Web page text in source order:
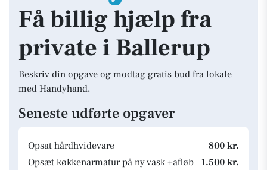
Få billig hjælp fra
private i Ballerup
Beskriv din opgave og modtag gratis bud fra lokale
med Handyhand.
Seneste udførte opgaver
Opsat hårdhvidevare
800 kr.
Opsæt køkkenarmatur på ny vask +afløb
1.500 kr.